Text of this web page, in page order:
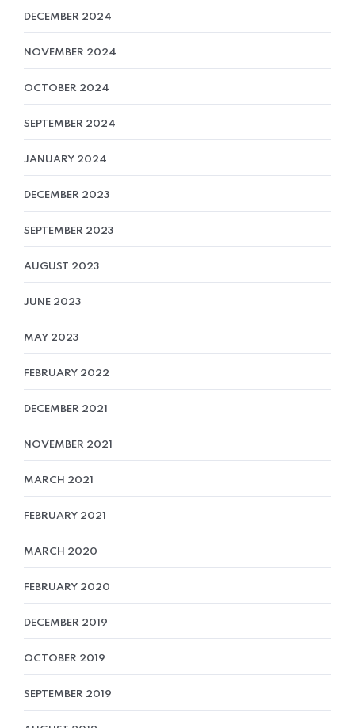
DECEMBER 2024
NOVEMBER 2024
OCTOBER 2024
SEPTEMBER 2024
JANUARY 2024
DECEMBER 2023
SEPTEMBER 2023
AUGUST 2023
JUNE 2023
MAY 2023
FEBRUARY 2022
DECEMBER 2021
NOVEMBER 2021
MARCH 2021
FEBRUARY 2021
MARCH 2020
FEBRUARY 2020
DECEMBER 2019
OCTOBER 2019
SEPTEMBER 2019